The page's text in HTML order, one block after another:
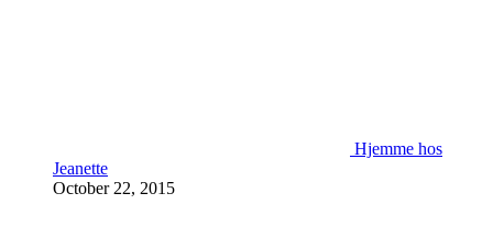
Hjemme hos
Jeanette
October 22, 2015